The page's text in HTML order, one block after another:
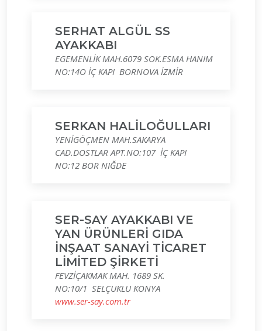
SERHAT ALGÜL SS
AYAKKABI
EGEMENLİK MAH.6079 SOK.ESMA HANIM
NO:14O İÇ KAPI BORNOVA İZMİR
SERKAN HALİLOĞULLARI
YENİGÖÇMEN MAH.SAKARYA
CAD.DOSTLAR APT.NO:107 İÇ KAPI
NO:12 BOR NIĞDE
SER-SAY AYAKKABI VE
YAN ÜRÜNLERİ GIDA
İNŞAAT SANAYİ TİCARET
LİMİTED ŞİRKETİ
FEVZİÇAKMAK MAH. 1689 SK.
NO:10/1 SELÇUKLU KONYA
www.ser-say.com.tr